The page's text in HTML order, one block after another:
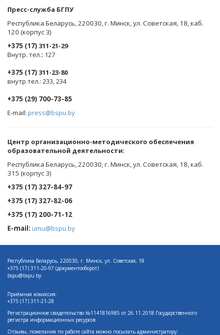
Пресс-служба БГПУ
Республика Беларусь, 220030, г. Минск, ул. Советская, 18, каб.
120 (корпус 3)
+375 (17) 311-21-29
Внутр. тел.: 127
+375 (17) 311-23-80
внутр.тел.: 233, 234
+375 (29) 700-73-85
E-mail: press@bspu.by
Центр организационно-методического обеспечения
образовательной деятельности:
Республика Беларусь, 220030, г. Минск, ул. Советская, 18, каб.
315 (корпус 3)
+375 (17) 327-84-97
+375 (17) 327-82-06
+375 (17) 200-71-12
E-mail: umu@bspu.by
Республика Беларусь, 220030, г. Минск, ул. Советская, 18
+375 (17) 311-20-97 (документооборот)
bspu@bspu.by
Приёмная комиссия:
+375 (17) 311-21-28
Регистрационное свидетельство №1141816985 от 26.11.2018 Государственного
регистра информационных ресурсов
Отзывы, пожелания по работе сайта можно посылать администратору: